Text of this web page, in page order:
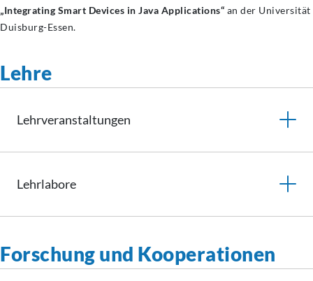
„Integrating Smart Devices in Java Applications“ an der Universität
Duisburg-Essen.
Lehre
Lehrveranstaltungen
Lehrlabore
Forschung und Kooperationen